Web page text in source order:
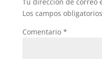
Tu dirección de correo
Los campos
Comentario *